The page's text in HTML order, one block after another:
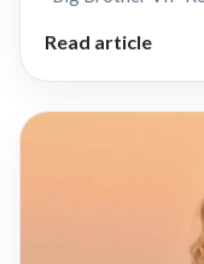
Read article